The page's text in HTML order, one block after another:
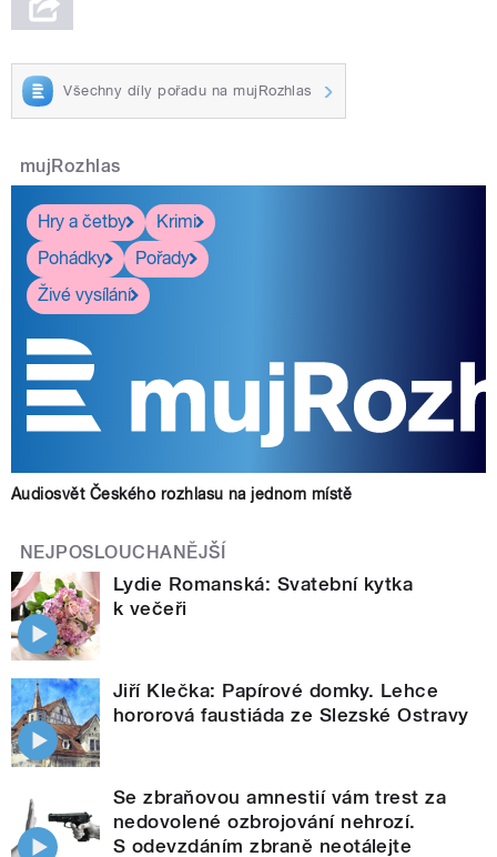
Všechny díly pořadu na mujRozhlas
mujRozhlas
Hry a četby
Krimi
Pohádky
Pořady
Živé vysílání
Audiosvět Českého rozhlasu na jednom místě
NEJPOSLOUCHANĚJŠÍ
Lydie Romanská: Svatební kytka
k večeři
Jiří Klečka: Papírové domky. Lehce
hororová faustiáda ze Slezské Ostravy
Se zbraňovou amnestií vám trest za
nedovolené ozbrojování nehrozí.
S odevzdáním zbraně neotálejte